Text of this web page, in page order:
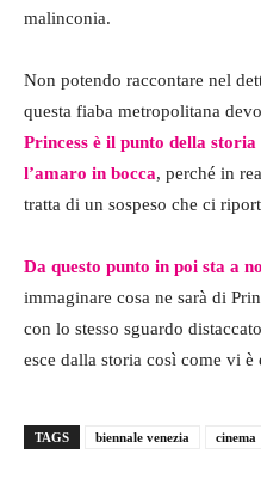
malinconia.
Non potendo raccontare nel
questa fiaba metropolitana
Princess è il punto della
l’amaro in bocca, perché in
tratta di un sospeso che ci
Da questo punto in poi sta a
immaginare cosa ne sarà di
con lo stesso sguardo
esce dalla storia così come vi è
TAGS biennale venezia cinema